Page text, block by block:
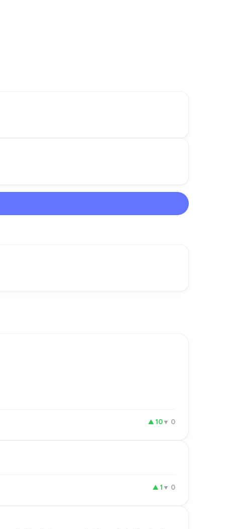
▲ 10▼ 0
▲ 1 ▼ 0